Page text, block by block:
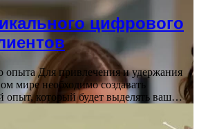
цифрового
опыта Для привлечения и удержания
мире необходимо создавать
опыт, который будет выделять ваш…